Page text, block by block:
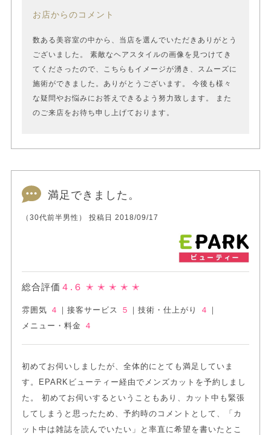
お店からのコメント
数ある美容室の中から、当店を選んでいただきありがとう
ございました。 素敵なヘアスタイルの画像を見つけてき
てくださったので、こちらもイメージが湧き、スムーズに
施術ができました。ありがとうございます。 今後も様々
な疑問やお悩みにお答えできるよう努力致します。 また
のご来店をお待ち申し上げております。
満足できました。
（30代前半男性） 投稿日 2018/09/17
総合評価 ４.６ ✭ ✭ ✭ ✭ ✭
雰囲気 ４ ｜接客サービス ５ ｜技術・仕上がり ４
｜
メニュー・料金
４
初めてお伺いしましたが、全体的にとても満足していま
す。EPARKビューティー経由でメンズカットを予約しまし
た。 初めてお伺いするということもあり、カット中も緊張
してしまうと思ったため、予約時のコメントとして、「カ
ット中は雑誌を読んでいたい」と率直に希望を書いたとこ